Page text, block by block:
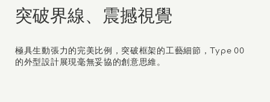
突破界線、震撼視覺
極具生動張力的完美比例，突破框架的工藝細節，Type 00
的外型設計展現毫無妥協的創意思維。